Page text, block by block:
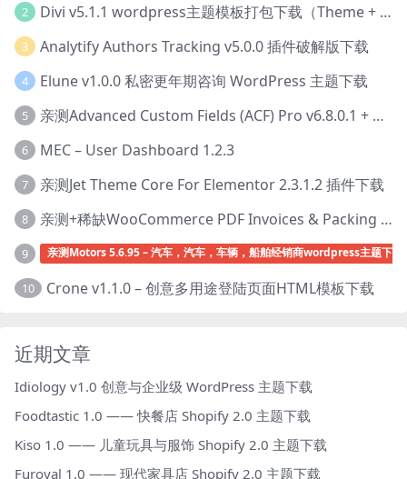
2 Divi v5.1.1 wordpress主题模板打包下载（Theme + Builder+ Extra Theme + Templates + Layouts + PSD）
3 Analytify Authors Tracking v5.0.0 插件破解版下载
4 Elune v1.0.0 私密更年期咨询 WordPress 主题下载
5 亲测Advanced Custom Fields (ACF) Pro v6.8.0.1 + Advanced Custom Fields: Extended PRO v0.9.2.3 | 网站开发自定义字段插件下载
6 MEC – User Dashboard 1.2.3
7 亲测Jet Theme Core For Elementor 2.3.1.2 插件下载
8 亲测+稀缺WooCommerce PDF Invoices & Packing Slips Professional v2.20.0 + Templates v2.25.1 [by WpOverNight] WooCommerce PDF 发票和装箱单插件下载
9 亲测Motors 5.6.95 – 汽车，汽车，车辆，船舶经销商wordpress主题下载
10 Crone v1.1.0 – 创意多用途登陆页面HTML模板下载
近期文章
Idiology v1.0 创意与企业级 WordPress 主题下载
Foodtastic 1.0 —— 快餐店 Shopify 2.0 主题下载
Kiso 1.0 —— 儿童玩具与服饰 Shopify 2.0 主题下载
Furoyal 1.0 —— 现代家具店 Shopify 2.0 主题下载